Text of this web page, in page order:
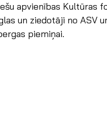
apvienības Kultūras
un ziedotāji no ASV
piemiņai.